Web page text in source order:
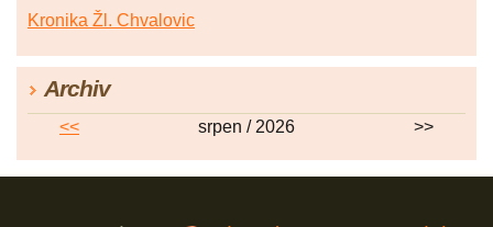
Kronika Žl. Chvalovic
Archiv
<< srpen / 2026 >>